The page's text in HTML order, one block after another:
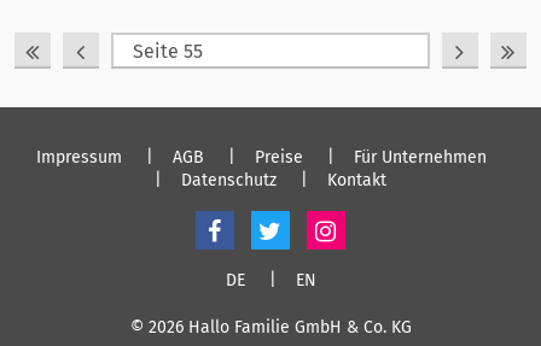
Impressum AGB Preise
Für Unternehmen
Datenschutz
Kontakt
DE EN
© 2026 Hallo Familie GmbH & Co. KG